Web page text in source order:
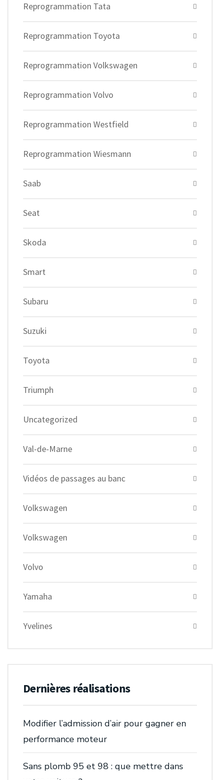
Reprogrammation Tata
Reprogrammation Toyota
Reprogrammation Volkswagen
Reprogrammation Volvo
Reprogrammation Westfield
Reprogrammation Wiesmann
Saab
Seat
Skoda
Smart
Subaru
Suzuki
Toyota
Triumph
Uncategorized
Val-de-Marne
Vidéos de passages au banc
Volkswagen
Volkswagen
Volvo
Yamaha
Yvelines
Dernières réalisations
Modifier l’admission d’air pour gagner en
performance moteur
Sans plomb 95 et 98 : que mettre dans